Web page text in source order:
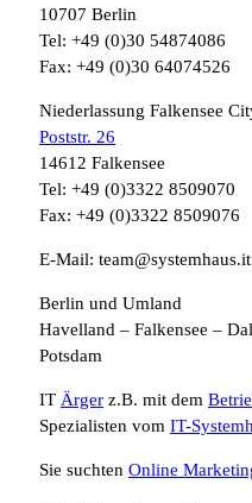
10707 Berlin
Tel: +49 (0)30 54874086
Fax: +49 (0)30 64074526
Niederlassung Falkensee
Poststr. 26
14612 Falkensee
Tel: +49 (0)3322 8509070
Fax: +49 (0)3322 8509076
E-Mail: team@systemhaus.it
Berlin und Umland
Havelland – Falkensee –
Potsdam
IT Ärger z.B. mit dem
Spezialisten vom IT-
Sie suchten Online